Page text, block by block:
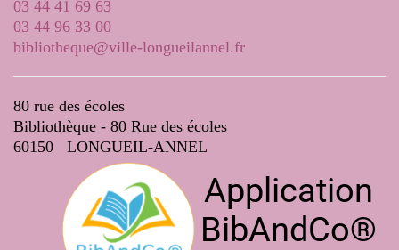
03 44 41 69 63
03 44 96 33 00
bibliotheque@ville-longueilannel.fr
80 rue des écoles
Bibliothèque - 80 Rue des écoles
60150 LONGUEIL-ANNEL
Application
BibAndCo®